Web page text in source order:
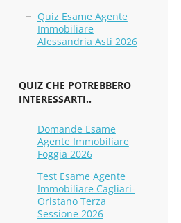
Quiz Esame Agente
Immobiliare
Alessandria Asti 2026
QUIZ CHE POTREBBERO
INTERESSARTI..
Domande Esame
Agente Immobiliare
Foggia 2026
Test Esame Agente
Immobiliare Cagliari-
Oristano Terza
Sessione 2026